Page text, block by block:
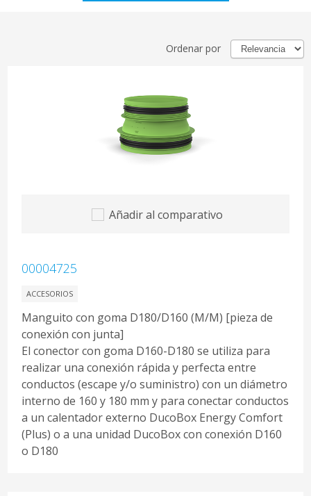
Ordenar por
Añadir al comparativo
00004725
ACCESORIOS
Manguito con goma D180/D160 (M/M) [pieza de
conexión con junta]
El conector con goma D160-D180 se utiliza para
realizar una conexión rápida y perfecta entre
conductos (escape y/o suministro) con un diámetro
interno de 160 y 180 mm y para conectar conductos
a un calentador externo DucoBox Energy Comfort
(Plus) o a una unidad DucoBox con conexión D160
o D180